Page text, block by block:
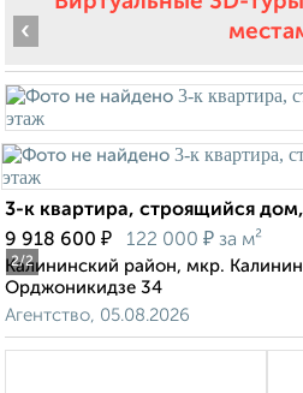
2/2
‹
3-к квартира, строящийся
9 918 600 ₽ 122 000 ₽ за м²
Калининский район, мкр.
Орджоникидзе 34
Агентство, 05.08.2026